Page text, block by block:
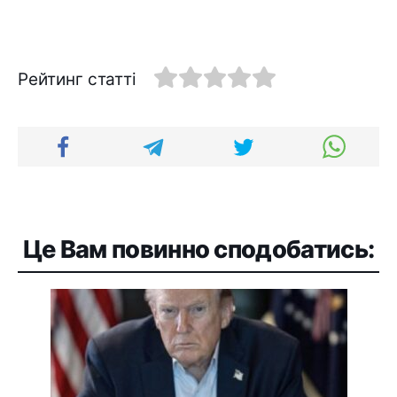
Рейтинг статті
Це Вам повинно сподобатись: